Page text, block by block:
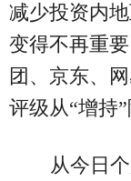
减少投资内
变得不再重
团、京东、
评级从“增持”
从今日